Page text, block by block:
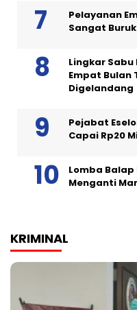
Pelayanan
Sangat Buruk
Lingkar Sabu
Empat Bulan
Digelandang
Pejabat
Capai Rp20
Lomba
Menganti
KRIMINAL